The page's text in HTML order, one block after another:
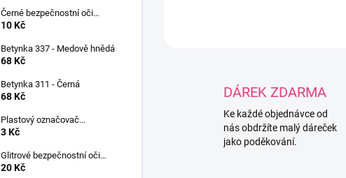
Černé bezpečnostní oči
Ø10mm (pár)
10 Kč
Betynka 337 - Medově hnědá
68 Kč
Betynka 311 - Černá
68 Kč
Plastový označovač
(markovátko)
3 Kč
Glitrové bezpečnostní oči
Ø14mm (Pár)
20 Kč
DÁREK ZDARMA
Ke každé objednávce od
nás obdržíte malý dáreček
jako poděkování.